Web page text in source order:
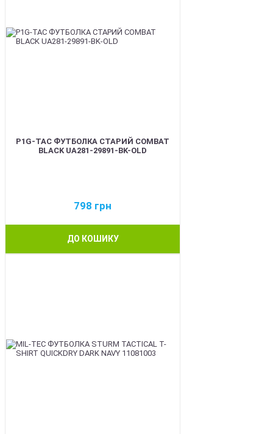
P1G-TAC ФУТБОЛКА СТАРИЙ COMBAT
BLACK UA281-29891-BK-OLD
798 грн
ДО КОШИКУ